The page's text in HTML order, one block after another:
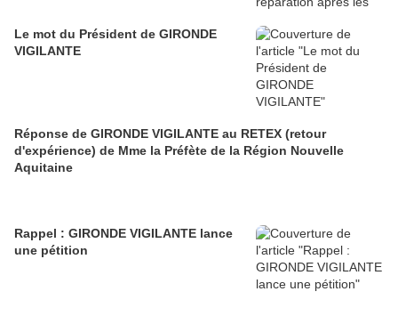
Le mot du Président de GIRONDE
VIGILANTE
Réponse de GIRONDE VIGILANTE au RETEX (retour
d'expérience) de Mme la Préfète de la Région Nouvelle
Aquitaine
Rappel : GIRONDE VIGILANTE lance
une pétition